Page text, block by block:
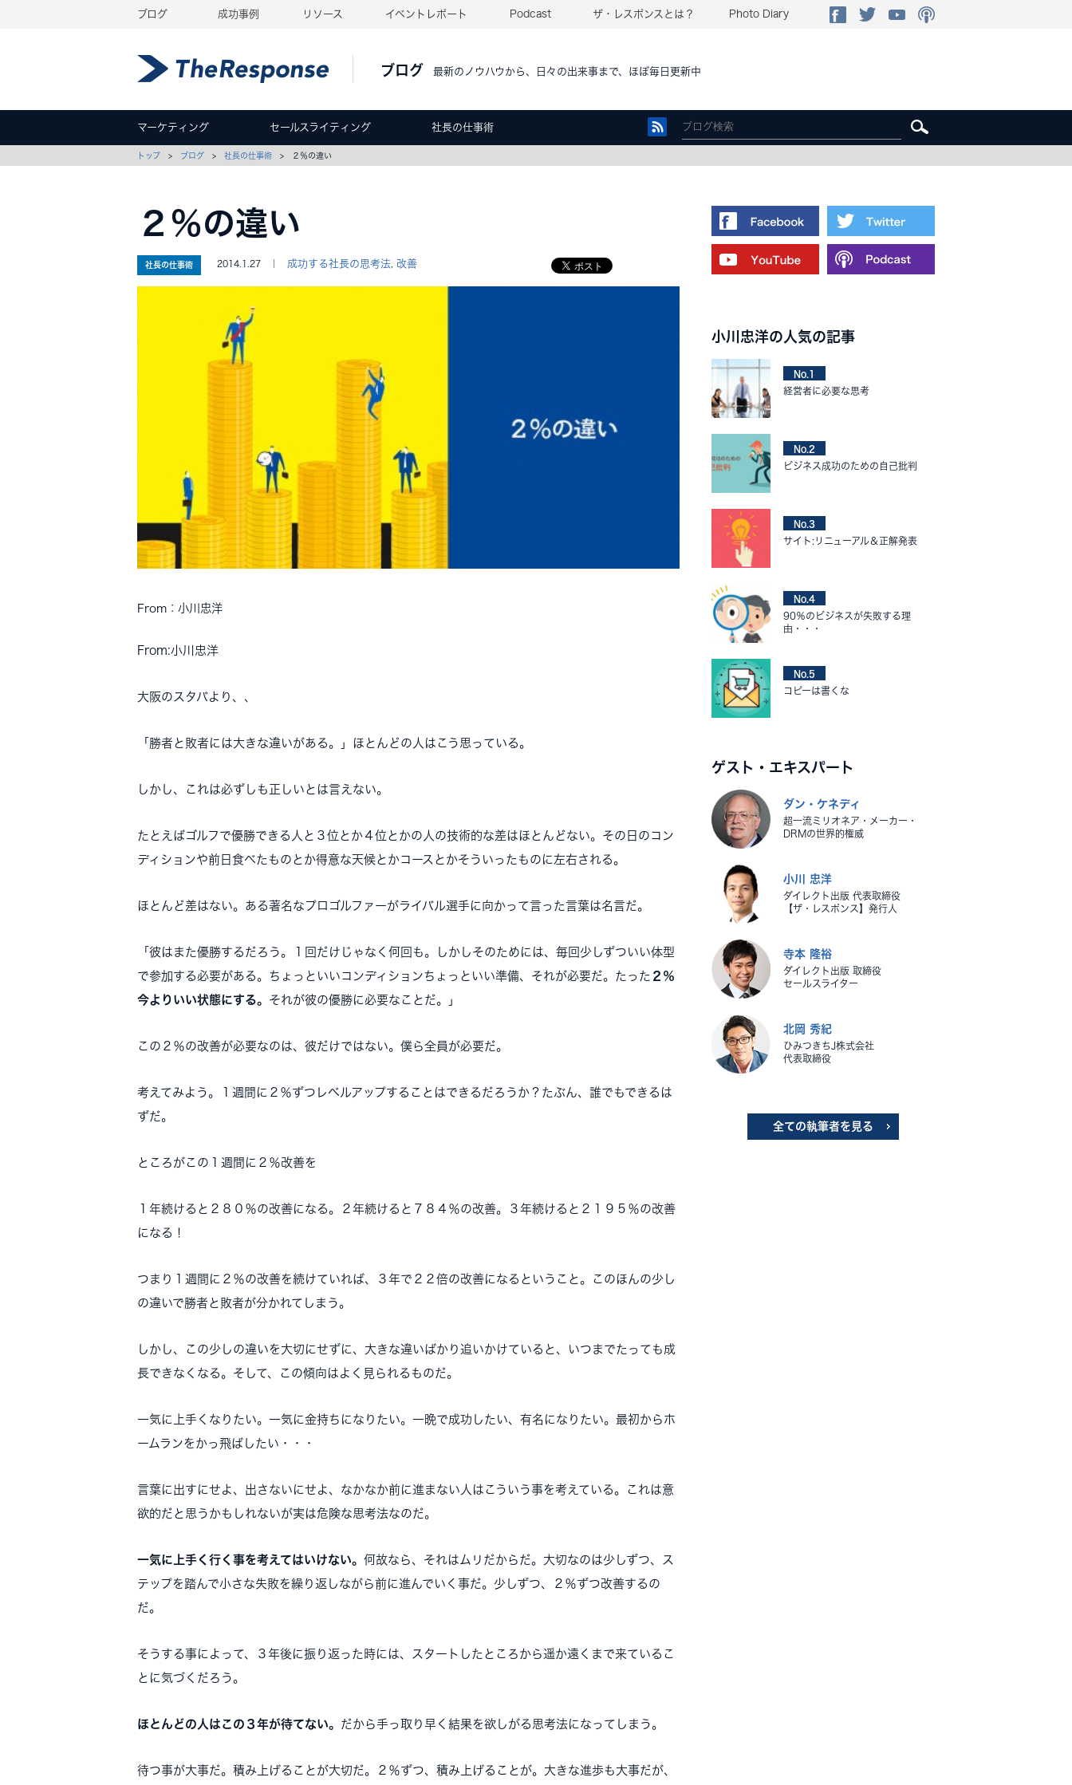
ブログ 成功事例 リソース イベントレポート Podcast ザ・レスポンスとは？ Photo Diary
ブログ 最新のノウハウから、日々の出来事まで、ほぼ毎日更新中
マーケティング セールスライティング 社長の仕事術
トップ > ブログ > 社長の仕事術 > ２％の違い
２％の違い
社長の仕事術 2014.1.27 ｜ 成功する社長の思考法 改善
From：小川忠洋
From:小川忠洋
大阪のスタバより、、
「勝者と敗者には大きな違いがある。」ほとんどの人はこう思っている。
しかし、これは必ずしも正しいとは言えない。
たとえばゴルフで優勝できる人と３位とか４位とかの人の技術的な差はほとんどない。その日のコン
ディションや前日食べたものとか得意な天候とかコースとかそういったものに左右される。
ほとんど差はない。ある著名なプロゴルファーがライバル選手に向かって言った言葉は名言だ。
「彼はまた優勝するだろう。１回だけじゃなく何回も。しかしそのためには、毎回少しずついい体型
で参加する必要がある。ちょっといいコンディションちょっといい準備、それが必要だ。たった ２％
今よりいい状態にする。 それが彼の優勝に必要なことだ。」
この２％の改善が必要なのは、彼だけではない。僕ら全員が必要だ。
考えてみよう。１週間に２％ずつレベルアップすることはできるだろうか？たぶん、誰でもできるは
ずだ。
ところがこの１週間に２％改善を
１年続けると２８０％の改善になる。２年続けると７８４％の改善。３年続けると２１９５％の改善
になる！
つまり１週間に２％の改善を続けていれば、３年で２２倍の改善になるということ。このほんの少し
の違いで勝者と敗者が分かれてしまう。
しかし、この少しの違いを大切にせずに、大きな違いばかり追いかけていると、いつまでたっても成
長できなくなる。そして、この傾向はよく見られるものだ。
一気に上手くなりたい。一気に金持ちになりたい。一晩で成功したい、有名になりたい。最初からホ
ームランをかっ飛ばしたい・・・
言葉に出すにせよ、出さないにせよ、なかなか前に進まない人はこういう事を考えている。これは意
欲的だと思うかもしれないが実は危険な思考法なのだ。
一気に上手く行く事を考えてはいけない。 何故なら、それはムリだからだ。大切なのは少しずつ、ス
テップを踏んで小さな失敗を繰り返しながら前に進んでいく事だ。少しずつ、２％ずつ改善するの
だ。
そうする事によって、３年後に振り返った時には、スタートしたところから遥か遠くまで来ているこ
とに気づくだろう。
ほとんどの人はこの３年が待てない。 だから手っ取り早く結果を欲しがる思考法になってしまう。
待つ事が大事だ。積み上げることが大切だ。２％ずつ、積み上げることが。大きな進歩も大事だが、
小川忠洋の人気の記事
No.1
経営者に必要な思考
No.2
ビジネス成功のための自己批判
No.3
サイト:リニューアル＆正解発表
No.4
90％のビジネスが失敗する理
由・・・
No.5
コピーは書くな
ゲスト・エキスパート
ダン・ケネディ
超一流ミリオネア・メーカー・
DRMの世界的権威
小川 忠洋
ダイレクト出版 代表取締役
【ザ・レスポンス】発行人
寺本 隆裕
ダイレクト出版 取締役
セールスライター
北岡 秀紀
ひみつきちJ株式会社
代表取締役
全ての執筆者を見る